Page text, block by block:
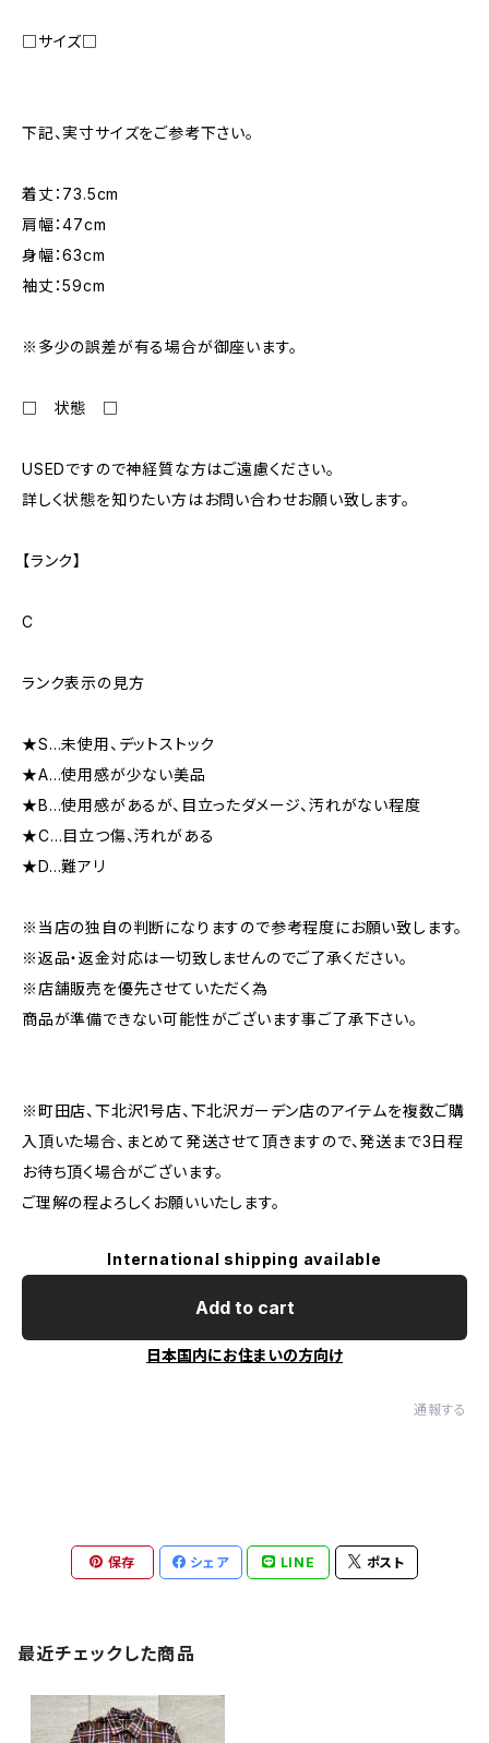
□サイズ□
下記、実寸サイズをご参考下さい。
着丈：73.5cm
肩幅：47cm
身幅：63cm
袖丈：59cm
※多少の誤差が有る場合が御座います。
□ 状態 □
USEDですので神経質な方はご遠慮ください。
詳しく状態を知りたい方はお問い合わせお願い致します。
【ランク】
C
ランク表示の見方
★S…未使用、デットストック
★A…使用感が少ない美品
★B…使用感があるが、目立ったダメージ、汚れがない程度
★C…目立つ傷、汚れがある
★D…難アリ
※当店の独自の判断になりますので参考程度にお願い致します。
※返品・返金対応は一切致しませんのでご了承ください。
※店舗販売を優先させていただく為
商品が準備できない可能性がございます事ご了承下さい。
※町田店、下北沢1号店、下北沢ガーデン店のアイテムを複数ご購
入頂いた場合、まとめて発送させて頂きますので、発送まで3日程
お待ち頂く場合がございます。
ご理解の程よろしくお願いいたします。
International shipping available
Add to cart
日本国内にお住まいの方向け
通報する
保存 シェア LINE ポスト
最近チェックした商品